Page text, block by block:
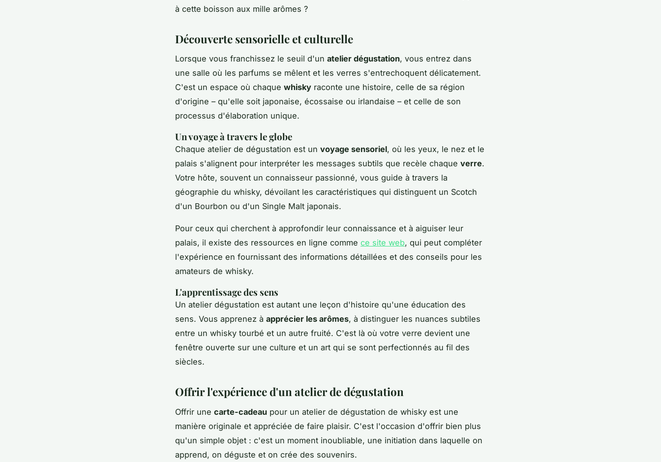
à cette boisson aux mille arômes ?
Découverte sensorielle et culturelle
Lorsque vous franchissez le seuil d'un atelier dégustation, vous entrez dans
une salle où les parfums se mêlent et les verres s'entrechoquent délicatement.
C'est un espace où chaque whisky raconte une histoire, celle de sa région
d'origine – qu'elle soit japonaise, écossaise ou irlandaise – et celle de son
processus d'élaboration unique.
Un voyage à travers le globe
Chaque atelier de dégustation est un voyage sensoriel, où les yeux, le nez et le
palais s'alignent pour interpréter les messages subtils que recèle chaque verre.
Votre hôte, souvent un connaisseur passionné, vous guide à travers la
géographie du whisky, dévoilant les caractéristiques qui distinguent un Scotch
d'un Bourbon ou d'un Single Malt japonais.
Pour ceux qui cherchent à approfondir leur connaissance et à aiguiser leur
palais, il existe des ressources en ligne comme ce site web, qui peut compléter
l'expérience en fournissant des informations détaillées et des conseils pour les
amateurs de whisky.
L'apprentissage des sens
Un atelier dégustation est autant une leçon d'histoire qu'une éducation des
sens. Vous apprenez à apprécier les arômes, à distinguer les nuances subtiles
entre un whisky tourbé et un autre fruité. C'est là où votre verre devient une
fenêtre ouverte sur une culture et un art qui se sont perfectionnés au fil des
siècles.
Offrir l'expérience d'un atelier de dégustation
Offrir une carte-cadeau pour un atelier de dégustation de whisky est une
manière originale et appréciée de faire plaisir. C'est l'occasion d'offrir bien plus
qu'un simple objet : c'est un moment inoubliable, une initiation dans laquelle on
apprend, on déguste et on crée des souvenirs.